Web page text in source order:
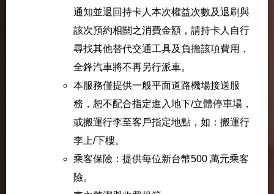
通知並退回持卡人本次權益次數及退刷與
該次預約相關之消費金額，請持卡人自行
尋找其他替代交通工具及負擔該項費用，
全鋒汽車將不再另行派車。
本服務僅提供一般平面道路機場接送服
務，恕不配合指定進入地下/立體停車場，
或搬運行李至客戶指定地點，如：搬運行
李上/下樓。
乘客保險：提供每位新台幣500 萬元乘客
險。